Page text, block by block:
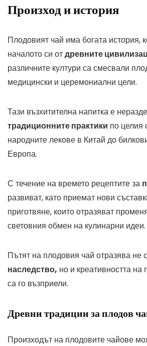
Произход и история
Плодовият чай има богата история,
началото си отдревните
различните култури са смесвали
медицински и церемониални цели.
Тази възхитителна напитка е
традиционните практики по целия
народните лекове в Китай до
Европа.
С течение на времето рецептите за
развиват, като приемат нови
приготвяне, които отразяват
световния обмен на кулинарни идеи.
Пътят на плодовия чай отразява не
наследство, но и креативността на
са го възприели.
Древни традиции за плодов
Произходът на плодовите чайове